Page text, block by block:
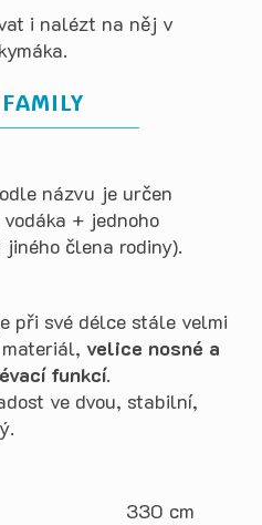
i nalézt na něj v
názvu je určen
+ jednoho
člena rodiny).
při své délce stále velmi
velice nosné a
funkcí.
ve dvou, stabilní,
330 cm